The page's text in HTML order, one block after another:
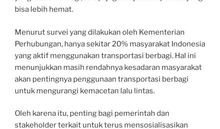
bisa lebih hemat.
Menurut survei yang dilakukan oleh Kementerian
Perhubungan, hanya sekitar 20% masyarakat Indonesia
yang aktif menggunakan transportasi berbagi. Hal ini
menunjukkan masih rendahnya kesadaran masyarakat
akan pentingnya penggunaan transportasi berbagi
untuk mengurangi kemacetan lalu lintas.
Oleh karena itu, penting bagi pemerintah dan
stakeholder terkait untuk terus mensosialisasikan